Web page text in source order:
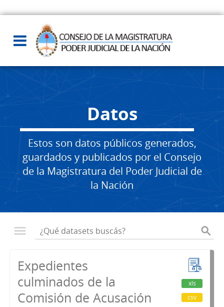
Datos
Estos son datos públicos generados,
guardados y publicados por el Consejo
de la Magistratura del Poder Judicial de
la Nación
Expedientes
culminados de la
Comisión de Acusación
xls
csv